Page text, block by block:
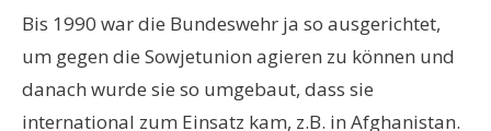
Bis 1990 war die Bundeswehr ja so ausgerichtet,
um gegen die Sowjetunion agieren zu können und
danach wurde sie so umgebaut, dass sie
international zum Einsatz kam, z.B. in Afghanistan.